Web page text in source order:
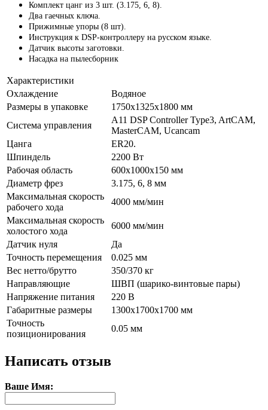
Комплект цанг из 3 шт. (3.175, 6, 8).
Два гаечных ключа.
Прижимные упоры (8 шт).
Инструкция к DSP-контроллеру на русском языке.
Датчик высоты заготовки.
Насадка на пылесборник
Характеристики
Охлаждение
Водяное
Размеры в упаковке
1750x1325x1800 мм
Система управления
A11 DSP Controller Type3, ArtCAM,
MasterCAM, Ucancam
Цанга
ER20.
Шпиндель
2200 Вт
Рабочая область
600x1000x150 мм
Диаметр фрез
3.175, 6, 8 мм
Максимальная скорость
рабочего хода
4000 мм/мин
Максимальная скорость
холостого хода
6000 мм/мин
Датчик нуля
Да
Точность перемещения
0.025 мм
Вес нетто/брутто
350/370 кг
Направляющие
ШВП (шарико-винтовые пары)
Напряжение питания
220 В
Габаритные размеры
1300x1700x1700 мм
Точность
позиционирования
0.05 мм
Написать отзыв
Ваше Имя: